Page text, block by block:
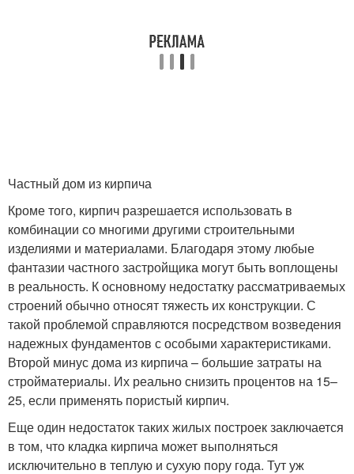
Частный дом из кирпича
Кроме того, кирпич разрешается использовать в
комбинации со многими другими строительными
изделиями и материалами. Благодаря этому любые
фантазии частного застройщика могут быть воплощены
в реальность. К основному недостатку рассматриваемых
строений обычно относят тяжесть их конструкции. С
такой проблемой справляются посредством возведения
надежных фундаментов с особыми характеристиками.
Второй минус дома из кирпича – большие затраты на
стройматериалы. Их реально снизить процентов на 15–
25, если применять пористый кирпич.
Еще один недостаток таких жилых построек заключается
в том, что кладка кирпича может выполняться
исключительно в теплую и сухую пору года. Тут уж